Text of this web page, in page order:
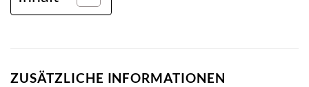
ZUSÄTZLICHE INFORMATIONEN